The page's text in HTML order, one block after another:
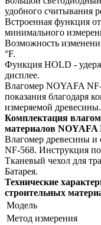
удобного считывания
Встроенная функция
минимального
Возможность
°F.
Функция HOLD -
дисплее.
Влагомер NOYAFA
показания благодаря
измеряемой древесины.
Комплектация
материалов NOYAFA
Влагомер древесины и
NF-568. Инструкция
Тканевый чехол для
Батарея.
Технические
строительных
Модель
Метод измерения